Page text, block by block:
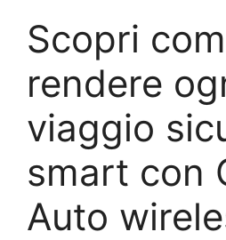
Scopri
rendere
viaggio
smart con
Auto